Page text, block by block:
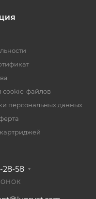
cookie-файлов
персональных данных
28-58